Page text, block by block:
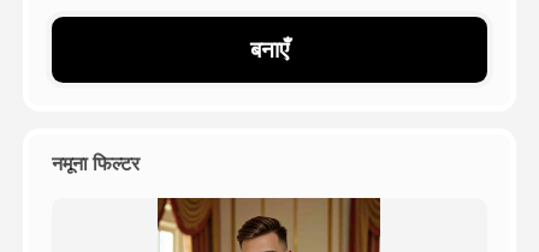
ब्लॉग
बनाएँ
नमूना फिल्टर